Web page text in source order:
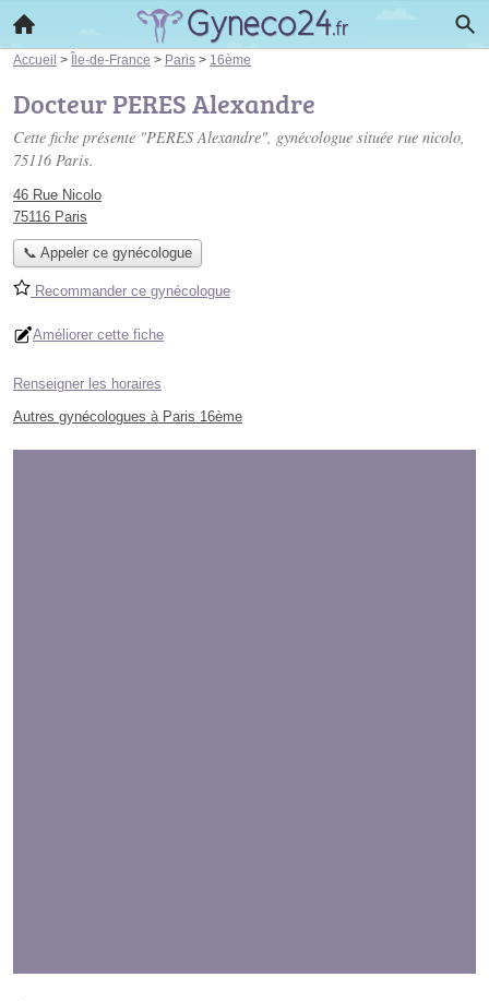
Accueil > Île-de-France > Paris > 16ème
Docteur PERES Alexandre
Cette fiche présente "PERES Alexandre", gynécologue située rue nicolo,
75116 Paris.
46 Rue Nicolo
75116 Paris
📞 Appeler ce gynécologue
Recommander ce gynécologue
Améliorer cette fiche
Renseigner les horaires
Autres gynécologues à Paris 16ème